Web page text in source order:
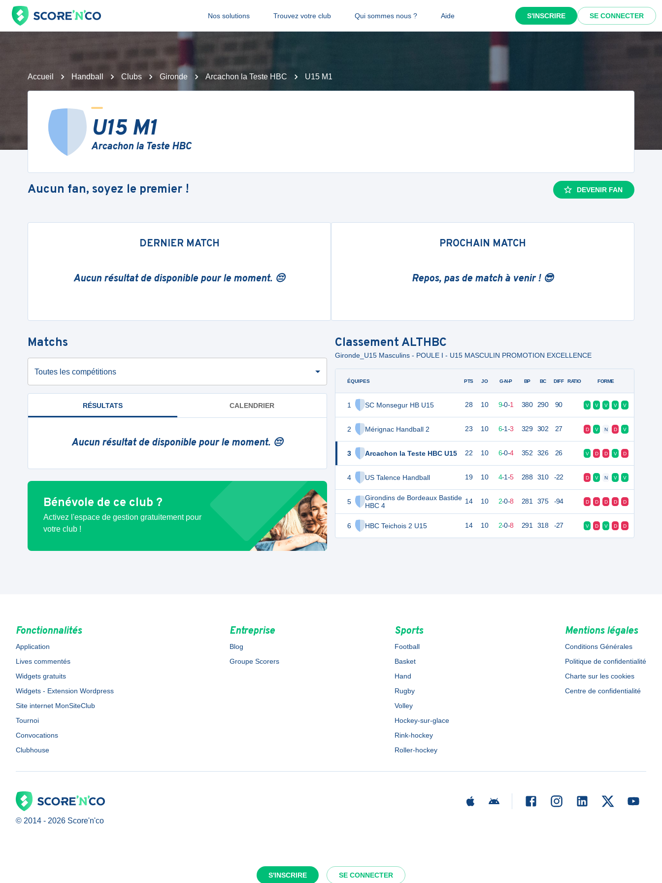
Nos solutions Trouvez votre club Qui sommes nous ? Aide S'INSCRIRE SE CONNECTER
S'INSCRIRE SE CONNECTER
Accueil Handball Clubs Gironde Arcachon la Teste HBC U15 M1
U15 M1
Arcachon la Teste HBC
Aucun fan, soyez le premier ! DEVENIR FAN
DERNIER MATCH
Aucun résultat de disponible pour le moment. 😔
PROCHAIN MATCH
Repos, pas de match à venir ! 😎
Matchs
Toutes les compétitions
RÉSULTATS CALENDRIER
Aucun résultat de disponible pour le moment. 😔
Bénévole de ce club ?
Activez l'espace de gestion gratuitement pour
votre club !
Classement ALTHBC
Gironde_U15 Masculins - POULE I - U15 MASCULIN PROMOTION EXCELLENCE
ÉQUIPES
1 SC Monsegur HB U15
2 Mérignac Handball 2
3 Arcachon la Teste HBC U15
4 US Talence Handball
5
Girondins de Bordeaux Bastide
HBC 4
6 HBC Teichois 2 U15
PTS JO G-N-P BP BC DIFF RATIO FORME
28 10 9-0-1 380 290 90 V V V V V
23 10 6-1-3 329 302 27 D V N D V
22 10 6-0-4 352 326 26 V D D V D
19 10 4-1-5 288 310 -22 D V N V V
14 10 2-0-8 281 375 -94 D D D D D
14 10 2-0-8 291 318 -27 V D V D D
Fonctionnalités
Application
Lives commentés
Widgets gratuits
Widgets - Extension Wordpress
Site internet MonSiteClub
Tournoi
Convocations
Clubhouse
Entreprise
Blog
Groupe Scorers
Sports
Football
Basket
Hand
Rugby
Volley
Hockey-sur-glace
Rink-hockey
Roller-hockey
Mentions légales
Conditions Générales
Politique de confidentialité
Charte sur les cookies
Centre de confidentialité
© 2014 - 2026 Score'n'co